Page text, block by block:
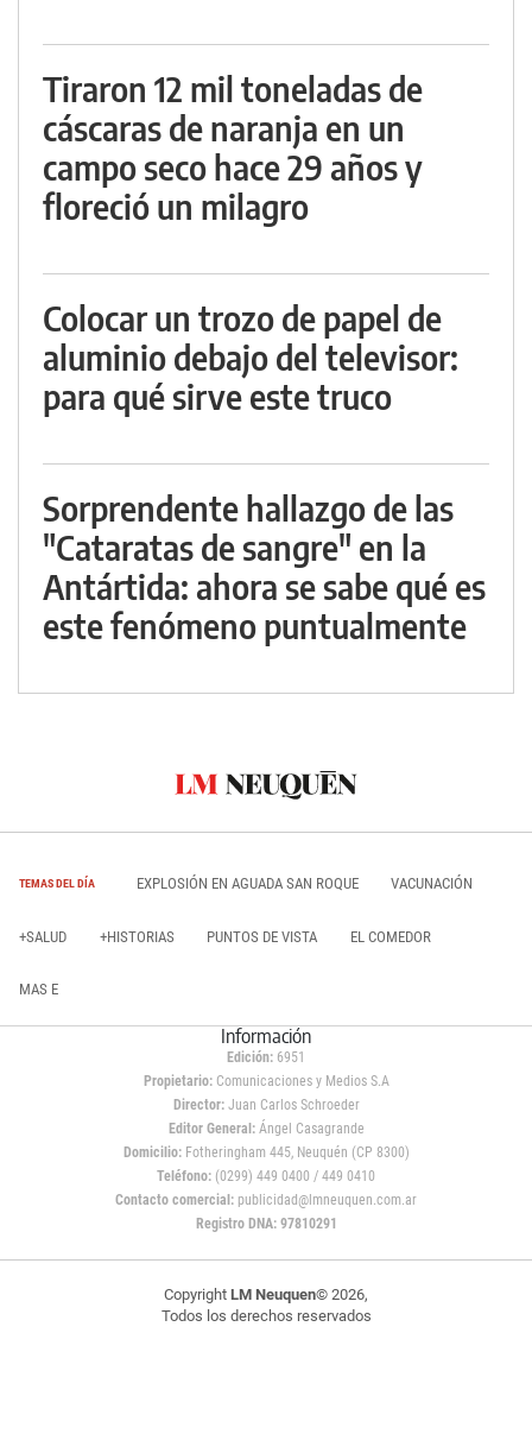
Tiraron 12 mil toneladas de
cáscaras de naranja en un
campo seco hace 29 años y
floreció un milagro
Colocar un trozo de papel de
aluminio debajo del televisor:
para qué sirve este truco
Sorprendente hallazgo de las
"Cataratas de sangre" en la
Antártida: ahora se sabe qué es
este fenómeno puntualmente
TEMAS DEL DÍA EXPLOSIÓN EN AGUADA SAN ROQUE VACUNACIÓN
+SALUD +HISTORIAS PUNTOS DE VISTA EL COMEDOR
MAS E
Información
Edición: 6951
Propietario:Comunicaciones y Medios S.A
Director: Juan Carlos Schroeder
Editor General:Ángel Casagrande
Domicilio:Fotheringham 445, Neuquén (CP 8300)
Teléfono: (0299) 449 0400 / 449 0410
Contacto comercial: publicidad@lmneuquen.com.ar
Registro DNA: 97810291
Copyright LM Neuquen© 2026,
Todos los derechos reservados